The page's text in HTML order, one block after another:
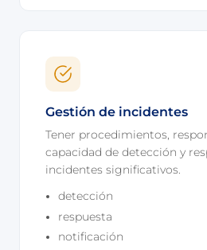
Gestión de incidentes
Tener procedimientos,
capacidad de detección y
incidentes significativos.
detección
respuesta
notificación